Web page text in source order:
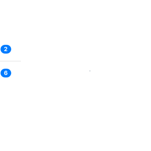
2
6